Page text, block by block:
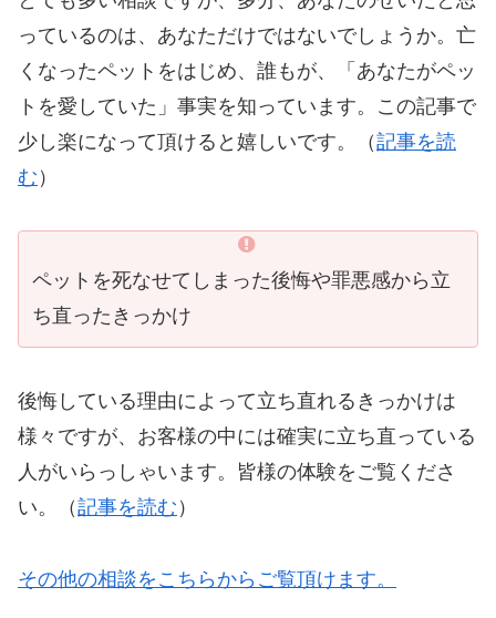
っているのは、あなただけではないでしょうか。亡
くなったペットをはじめ、誰もが、「あなたがペッ
トを愛していた」事実を知っています。この記事で
少し楽になって頂けると嬉しいです。（記事を読
む ）
ペットを死なせてしまった後悔や罪悪感から立
ち直ったきっかけ
後悔している理由によって立ち直れるきっかけは
様々ですが、お客様の中には確実に立ち直っている
人がいらっしゃいます。皆様の体験をご覧くださ
い。（記事を読む ）
その他の相談をこちらからご覧頂けます。